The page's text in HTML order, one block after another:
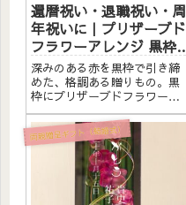
還暦祝い・退職祝い・周
年祝いに｜プリザーブド
フラワーアレンジ 黒枠
〈レッド〉文字入れ
深みのある赤を黒枠で引き締
めた、格調ある贈りもの。黒
枠にプリザーブドフラワーと
造花をたっぷりアレンジしま
した。アクリルプレートへの
メッセージ入れ無料。自立す
るので壁かけでも置き型でも
飾れます。こんな方へ還暦祝
い（60歳）のプレゼントに退
両親贈呈ギフト（結婚式）